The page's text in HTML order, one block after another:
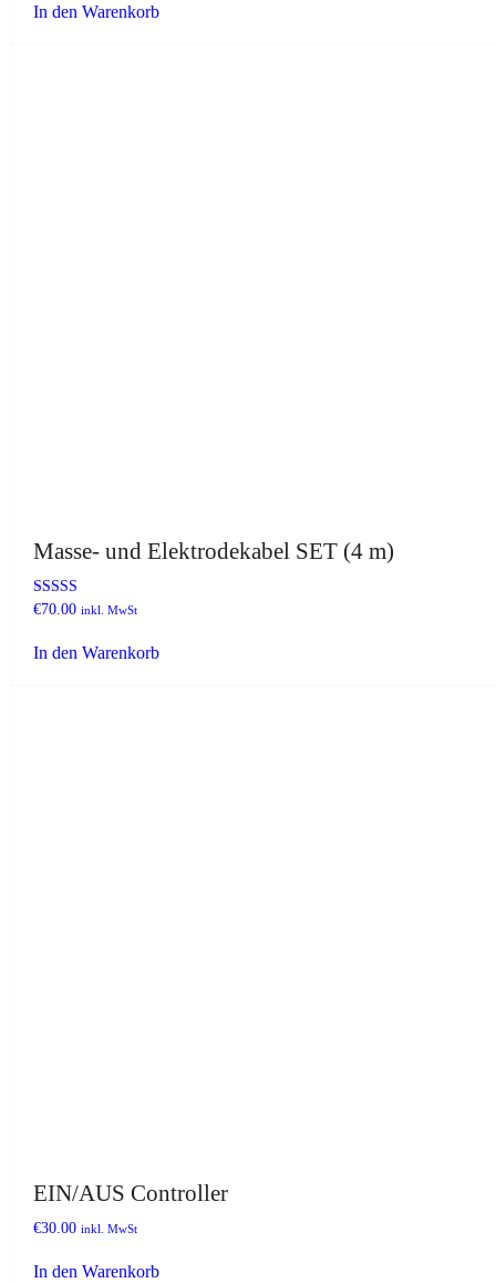
In den Warenkorb
Masse- und Elektrodekabel SET (4 m)
Bewertet mit
€70.00 inkl. MwSt
In den Warenkorb
EIN/AUS Controller
€30.00 inkl. MwSt
In den Warenkorb